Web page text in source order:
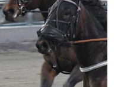
LOPP 6
Intervju
2022 03 14
LOPP 7